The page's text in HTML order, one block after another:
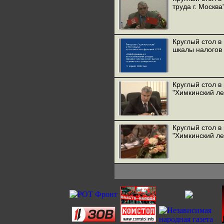
труда г.
Круглый стол
шкалы налогов
Круглый стол
"Химкинский
Круглый стол
"Химкинский